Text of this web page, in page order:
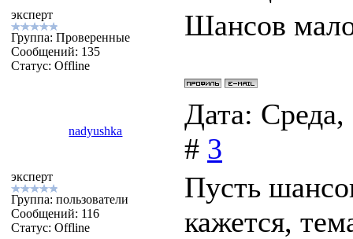
эксперт
Группа: Проверенные
Сообщений: 135
Статус: Offline
Шансов
nadyushka
Дата:
# 3
эксперт
Группа: пользователи
Сообщений: 116
Статус: Offline
Пусть
кажется,